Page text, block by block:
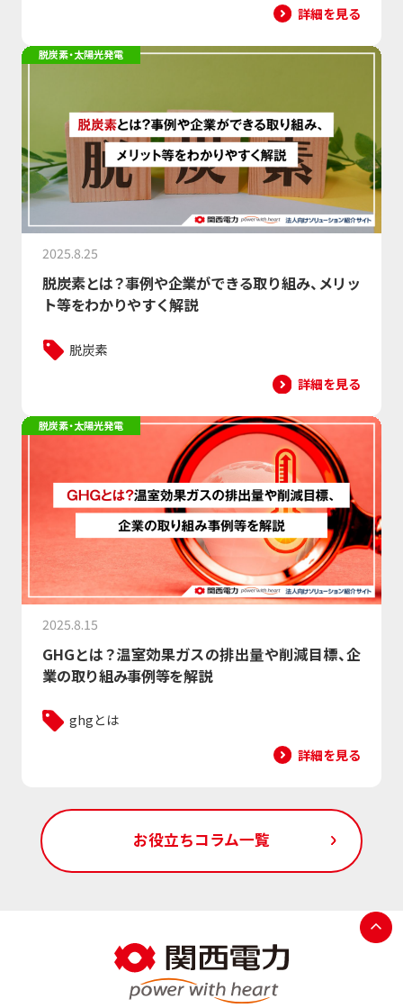
詳細を見る
脱炭素・太陽光発電
2025.8.25
脱炭素とは？事例や企業ができる取り組み、メリッ
ト等をわかりやすく解説
脱炭素
詳細を見る
脱炭素・太陽光発電
2025.8.15
GHGとは？温室効果ガスの排出量や削減目標、企
業の取り組み事例等を解説
ghgとは
詳細を見る
お役立ちコラム一覧